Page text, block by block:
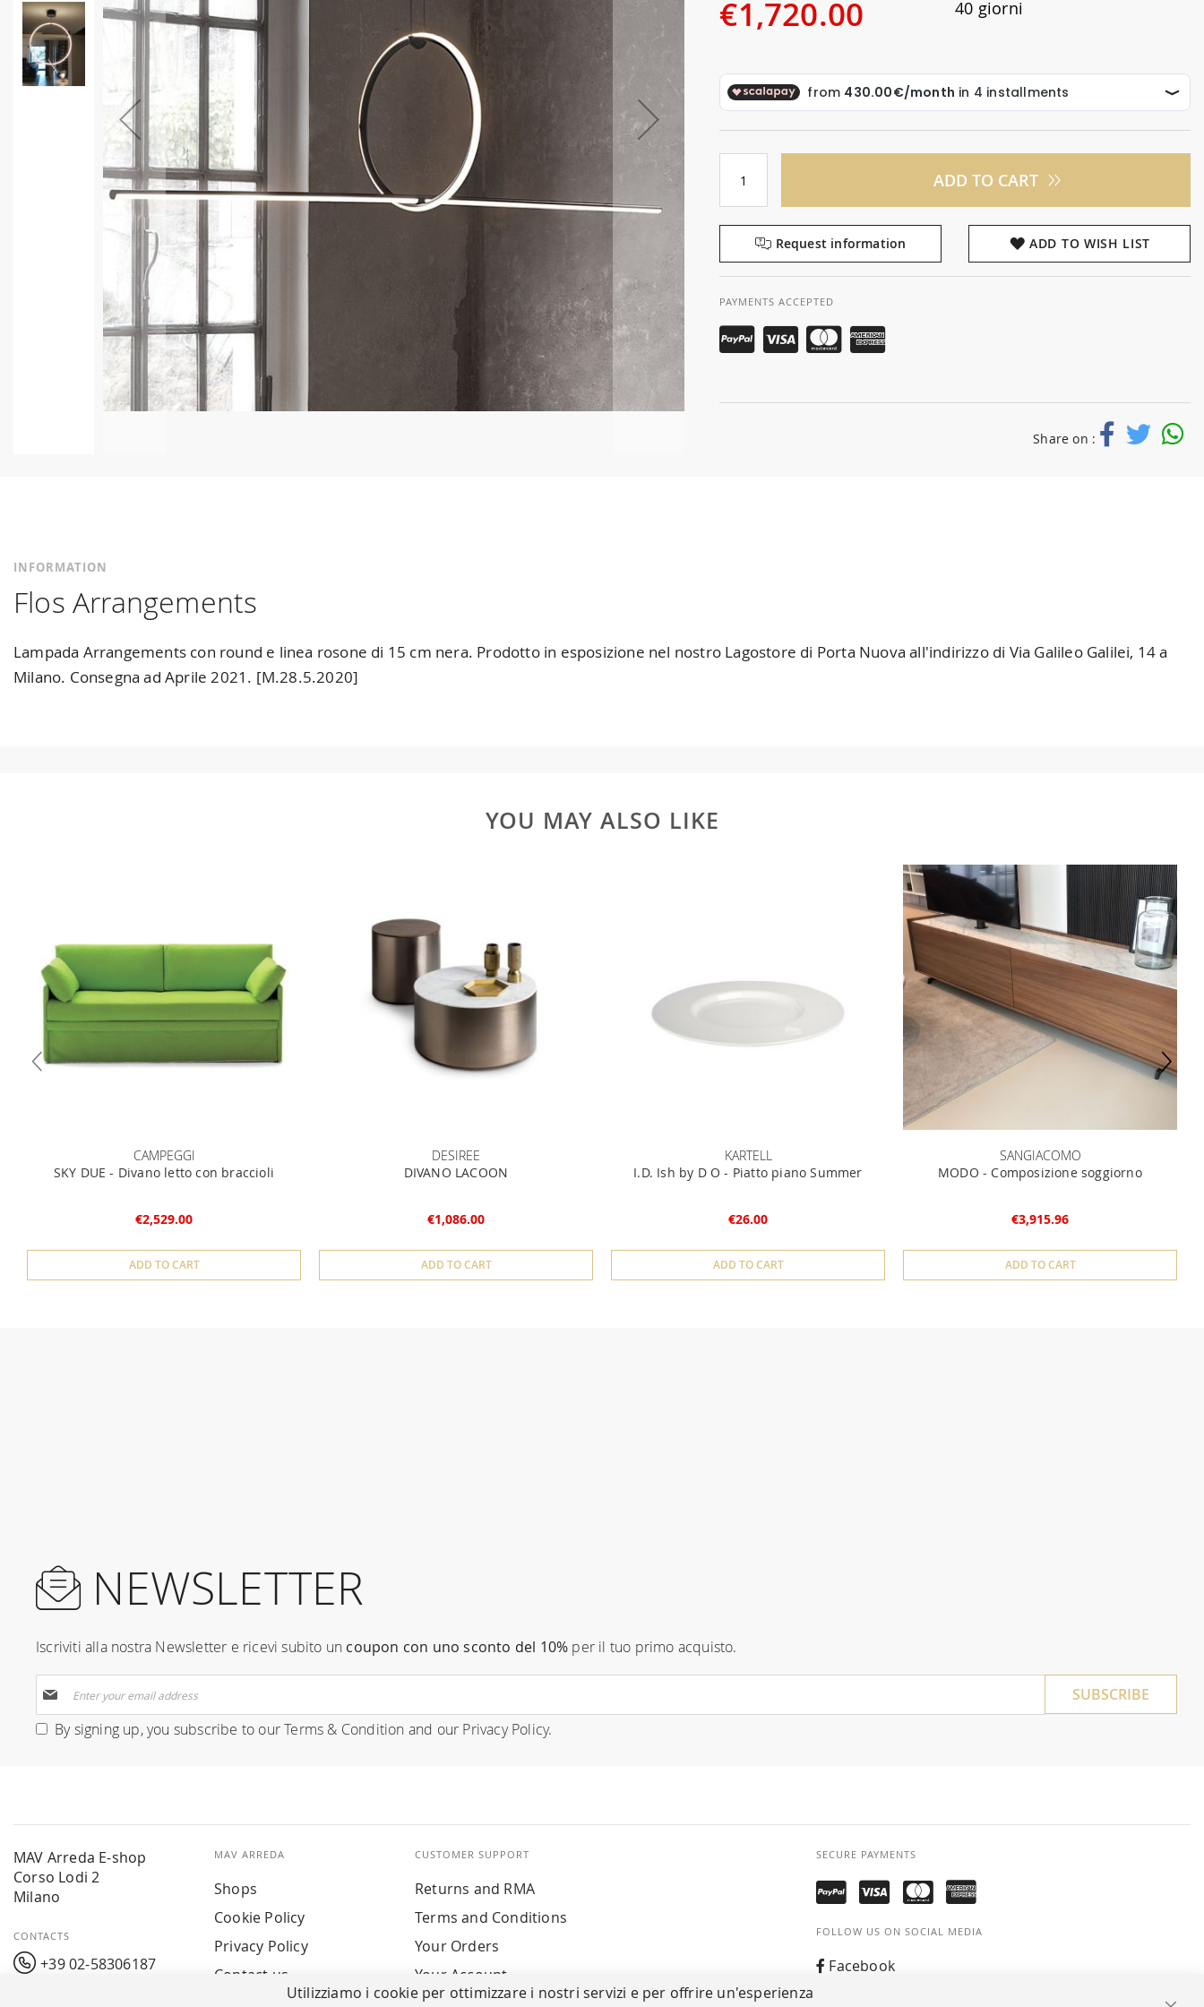
€1,720.00 40 giorni
ADD TO CART
Request information ADD TO WISH LIST
PAYMENTS ACCEPTED
Share on :
the
gallery
INFORMATION
Flos Arrangements
Lampada Arrangements con round e linea rosone di 15 cm nera. Prodotto in esposizione nel nostro Lagostore di Porta Nuova all'indirizzo di Via Galileo Galilei, 14 a
Milano. Consegna ad Aprile 2021. [M.28.5.2020]
YOU MAY ALSO LIKE
CAMPEGGI
SKY DUE - Divano letto con braccioli
€2,529.00
ADD TO CART
DESIREE
DIVANO LACOON
€1,086.00
ADD TO CART
KARTELL
I.D. Ish by D O - Piatto piano Summer
€26.00
ADD TO CART
SANGIACOMO
MODO - Composizione soggiorno
€3,915.96
ADD TO CART
NEWSLETTER
Iscriviti alla nostra Newsletter e ricevi subito un coupon con uno sconto del 10% per il tuo primo acquisto.
Up
for By signing up, you subscribe to ourTerms & Condition and our Privacy Policy.
SUBSCRIBE
MAV Arreda E-shop
Corso Lodi 2
Milano
CONTACTS
+39 02-58306187
MAV ARREDA
Shops
Cookie Policy
Privacy Policy
Contact us
CUSTOMER SUPPORT
Returns and RMA
Terms and Conditions
Your Orders
Your Account
SECURE PAYMENTS
FOLLOW US ON SOCIAL MEDIA
Facebook
Utilizziamo i cookie per ottimizzare i nostri servizi e per offrire un'esperienza